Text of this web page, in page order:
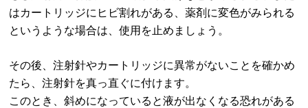
はカートリッジにヒビ割れがある、薬剤に変色がみられる
というような場合は、使用を止めましょう。
その後、注射針やカートリッジに異常がないことを確かめ
たら、注射針を真っ直ぐに付けます。
このとき、斜めになっていると液が出なくなる恐れがある